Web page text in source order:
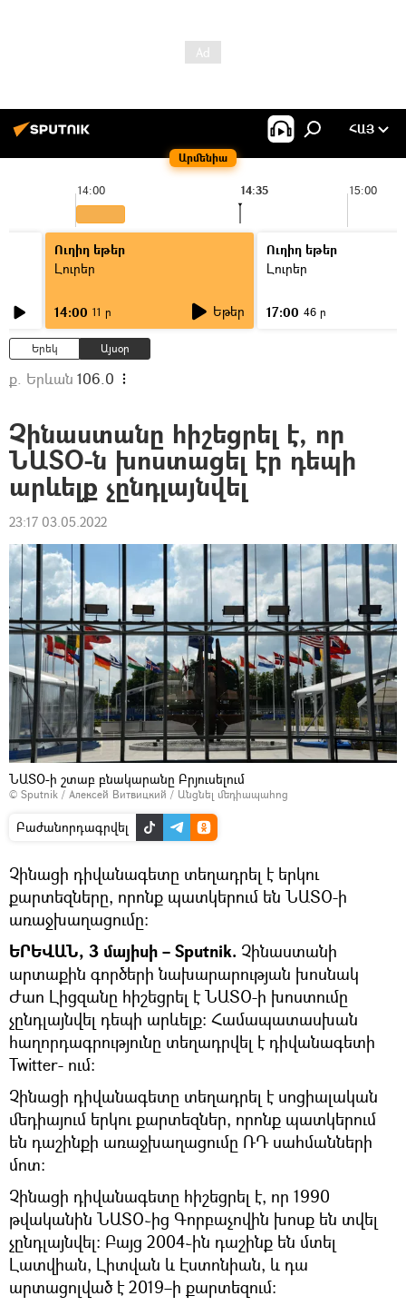
Արմենիա
ՀԱՅ
14:00 15:00
14:35
Ուղիղ եթեր
Լուրեր
14:00 11 ր Եթեր
Ուղիղ եթեր
Լուրեր
17:00 46 ր
Երեկ Այսօր
ք. Երևան 106.0
Չինաստանը հիշեցրել է, որ
ՆԱՏՕ-ն խոստացել էր դեպի
արևելք չընդլայնվել
23:17 03.05.2022
ՆԱՏՕ-ի շտաբ բնակարանը Բրյուսելում
© Sputnik / Алексей Витвицкий / Անցնել մեդիապահոց
Բաժանորդագրվել
Չինացի դիվանագետը տեղադրել է երկու
քարտեզները, որոնք պատկերում են ՆԱՏՕ-ի
առաջխաղացումը։
ԵՐԵՎԱՆ, 3 մայիսի – Sputnik. Չինաստանի
արտաքին գործերի նախարարության խոսնակ
Ժաո Լիցզանը հիշեցրել է ՆԱՏՕ-ի խոստումը
չընդլայնվել դեպի արևելք: Համապատասխան
հաղորդագրությունը տեղադրվել է դիվանագետի
Twitter- ում:
Չինացի դիվանագետը տեղադրել է սոցիալական
մեդիայում երկու քարտեզներ, որոնք պատկերում
են դաշինքի առաջխաղացումը ՌԴ սահմանների
մոտ:
Չինացի դիվանագետը հիշեցրել է, որ 1990
թվականին ՆԱՏՕ֊ից Գորբաչովին խոսք են տվել
չընդլայնվել։ Բայց 2004֊ին դաշինք են մտել
Լատվիան, Լիտվան և Էստոնիան, և դա
արտացոլված է 2019–ի քարտեզում։